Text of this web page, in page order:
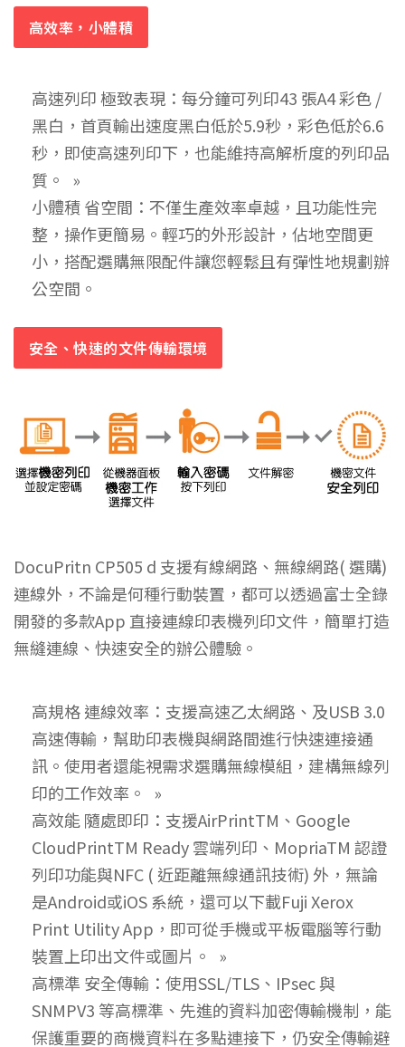
高效率，小體積
高速列印 極致表現：每分鐘可列印43 張A4 彩色 /
黑白，首頁輸出速度黑白低於5.9秒，彩色低於6.6
秒，即使高速列印下，也能維持高解析度的列印品
質。
小體積 省空間：不僅生產效率卓越，且功能性完
整，操作更簡易。輕巧的外形設計，佔地空間更
小，搭配選購無限配件讓您輕鬆且有彈性地規劃辦
公空間。
安全、快速的文件傳輸環境
DocuPritn CP505 d 支援有線網路、無線網路( 選購)
連線外，不論是何種行動裝置，都可以透過富士全錄
開發的多款App 直接連線印表機列印文件，簡單打造
無縫連線、快速安全的辦公體驗。
高規格 連線效率：支援高速乙太網路、及USB 3.0
高速傳輸，幫助印表機與網路間進行快速連接通
訊。使用者還能視需求選購無線模組，建構無線列
印的工作效率。
高效能 隨處即印：支援AirPrintTM、Google
CloudPrintTM Ready 雲端列印、MopriaTM 認證
列印功能與NFC ( 近距離無線通訊技術) 外，無論
是Android或iOS 系統，還可以下載Fuji Xerox
Print Utility App，即可從手機或平板電腦等行動
裝置上印出文件或圖片。
高標準 安全傳輸：使用SSL/TLS、IPsec 與
SNMPV3 等高標準、先進的資料加密傳輸機制，能
保護重要的商機資料在多點連接下，仍安全傳輸避